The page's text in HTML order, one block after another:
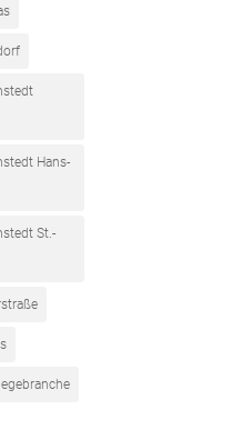
Hans-
St.-